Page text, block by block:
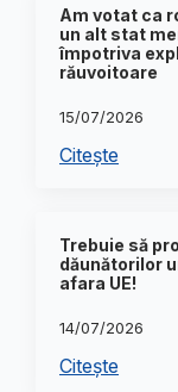
Am votat ca
un alt stat
împotriva
răuvoitoare
15/07/2026
Citește
Trebuie să
dăunătorilor
afara UE!
14/07/2026
Citește